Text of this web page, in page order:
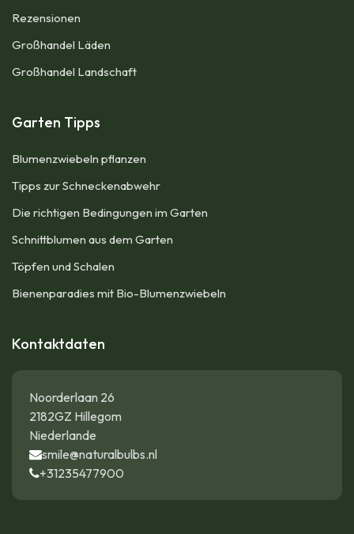
Rezensionen​
Großhandel Läden
Großhandel Landschaft
Garten Tipps
Blumenzwiebeln pflanzen
Tipps zur Schneckenabwehr
Die richtigen Bedingungen im Garten
Schnittblumen aus dem Garten
Töpfen und Schalen
Bienenparadies mit Bio-Blumenzwiebeln
Kontaktdaten
Noorderlaan 26
2182GZ Hillegom
Niederlande
smile@naturalbulbs.nl
+31235477900